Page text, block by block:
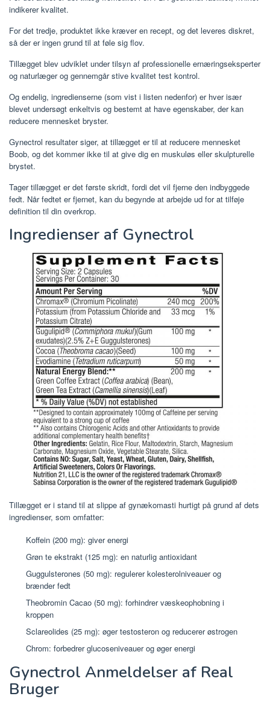
indikerer kvalitet.
For det tredje, produktet ikke kræver en recept, og det leveres diskret,
så der er ingen grund til at føle sig flov.
Tillægget blev udviklet under tilsyn af professionelle ernæringseksperter
og naturlæger og gennemgår stive kvalitet test kontrol.
Og endelig, ingredienserne (som vist i listen nedenfor) er hver især
blevet undersøgt enkeltvis og bestemt at have egenskaber, der kan
reducere mennesket bryster.
Gynectrol resultater siger, at tillægget er til at reducere mennesket
Boob, og det kommer ikke til at give dig en muskuløs eller skulpturelle
brystet.
Tager tillægget er det første skridt, fordi det vil fjerne den indbyggede
fedt. Når fedtet er fjernet, kan du begynde at arbejde ud for at tilføje
definition til din overkrop.
Ingredienser af Gynectrol
Tillægget er i stand til at slippe af gynækomasti hurtigt på grund af dets
ingredienser, som omfatter:
Koffein (200 mg): giver energi
Grøn te ekstrakt (125 mg): en naturlig antioxidant
Guggulsterones (50 mg): regulerer kolesterolniveauer og
brænder fedt
Theobromin Cacao (50 mg): forhindrer væskeophobning i
kroppen
Sclareolides (25 mg): øger testosteron og reducerer østrogen
Chrom: forbedrer glucoseniveauer og øger energi
Gynectrol Anmeldelser af Real
Bruger